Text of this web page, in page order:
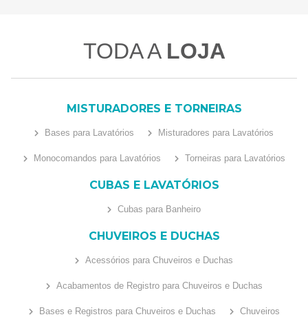
TODA A LOJA
MISTURADORES E TORNEIRAS
Bases para Lavatórios Misturadores para Lavatórios
Monocomandos para Lavatórios Torneiras para Lavatórios
CUBAS E LAVATÓRIOS
Cubas para Banheiro
CHUVEIROS E DUCHAS
Acessórios para Chuveiros e Duchas
Acabamentos de Registro para Chuveiros e Duchas
Bases e Registros para Chuveiros e Duchas Chuveiros